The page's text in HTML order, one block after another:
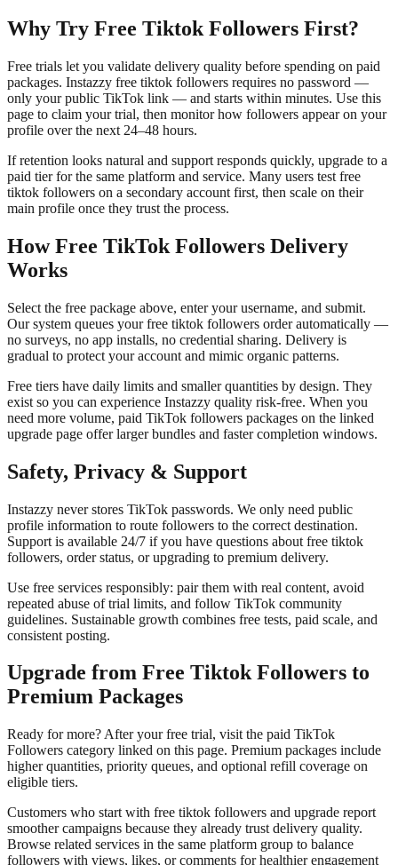
Why Try Free Tiktok Followers First?
Free trials let you validate delivery quality before spending on paid
packages. Instazzy free tiktok followers requires no password —
only your public TikTok link — and starts within minutes. Use this
page to claim your trial, then monitor how followers appear on your
profile over the next 24–48 hours.
If retention looks natural and support responds quickly, upgrade to a
paid tier for the same platform and service. Many users test free
tiktok followers on a secondary account first, then scale on their
main profile once they trust the process.
How Free TikTok Followers Delivery
Works
Select the free package above, enter your username, and submit.
Our system queues your free tiktok followers order automatically —
no surveys, no app installs, no credential sharing. Delivery is
gradual to protect your account and mimic organic patterns.
Free tiers have daily limits and smaller quantities by design. They
exist so you can experience Instazzy quality risk-free. When you
need more volume, paid TikTok followers packages on the linked
upgrade page offer larger bundles and faster completion windows.
Safety, Privacy & Support
Instazzy never stores TikTok passwords. We only need public
profile information to route followers to the correct destination.
Support is available 24/7 if you have questions about free tiktok
followers, order status, or upgrading to premium delivery.
Use free services responsibly: pair them with real content, avoid
repeated abuse of trial limits, and follow TikTok community
guidelines. Sustainable growth combines free tests, paid scale, and
consistent posting.
Upgrade from Free Tiktok Followers to
Premium Packages
Ready for more? After your free trial, visit the paid TikTok
Followers category linked on this page. Premium packages include
higher quantities, priority queues, and optional refill coverage on
eligible tiers.
Customers who start with free tiktok followers and upgrade report
smoother campaigns because they already trust delivery quality.
Browse related services in the same platform group to balance
followers with views, likes, or comments for healthier engagement